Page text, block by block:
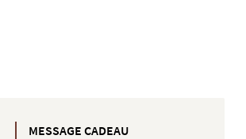
MESSAGE CADEAU